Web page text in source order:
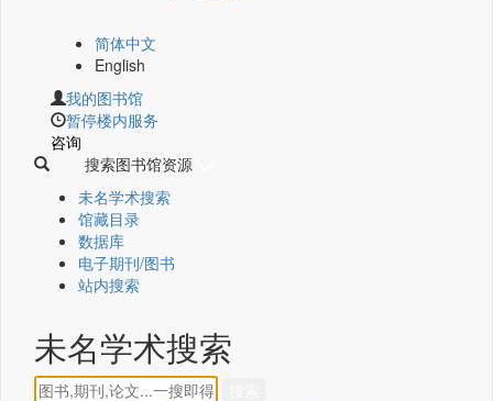
简体中文
English
我的图书馆
暂停楼内服务
咨询
搜索图书馆资源
未名学术搜索
馆藏目录
数据库
电子期刊/图书
站内搜索
未名学术搜索